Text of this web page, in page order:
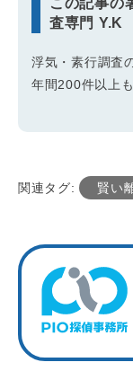
この記事の
査専門 Y.K
浮気・素行調査
年間200件以上
関連タグ: 賢い